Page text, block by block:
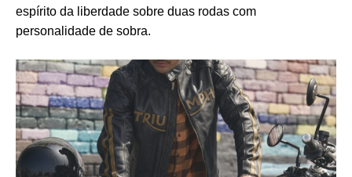
espírito da liberdade sobre duas rodas com
personalidade de sobra.